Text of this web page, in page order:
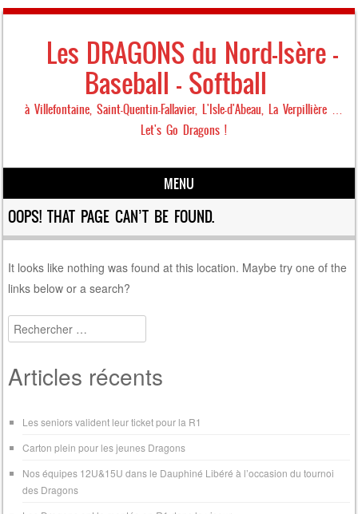
Les DRAGONS du Nord-Isère –
Baseball – Softball
à Villefontaine, Saint-Quentin-Fallavier, L'Isle-d'Abeau, La Verpillière …
Let's Go Dragons !
MENU
Skip to content
OOPS! THAT PAGE CAN’T BE FOUND.
It looks like nothing was found at this location. Maybe try one of the
links below or a search?
Search
Articles récents
Les seniors valident leur ticket pour la R1
Carton plein pour les jeunes Dragons
Nos équipes 12U&15U dans le Dauphiné Libéré à l’occasion du tournoi
des Dragons